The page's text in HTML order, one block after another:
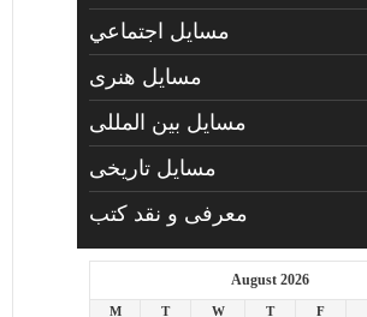
مسايل اجتماعي
مسايل هنری
مسایل بین المللی
مسایل تاریخی
معرفی و نقد کتب
August 2026
M T W T F